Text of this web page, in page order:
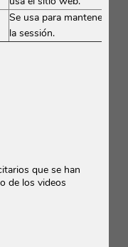
Se usa para mantener el
la sessión.
que se han
de los videos